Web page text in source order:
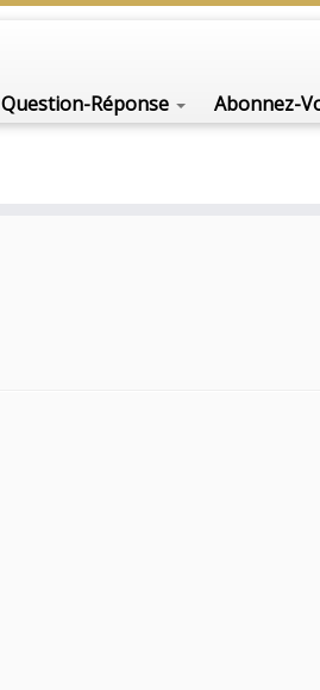
Question-Réponse Abonnez-